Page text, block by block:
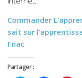
Commander
sait sur
Fnac
Partager :